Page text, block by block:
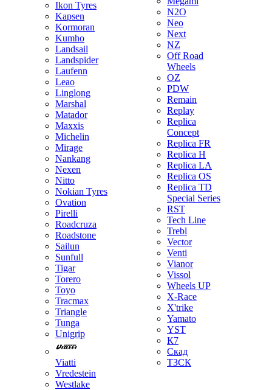
Ikon Tyres
Kapsen
Kormoran
Kumho
Landsail
Landspider
Laufenn
Leao
Linglong
Marshal
Matador
Maxxis
Michelin
Mirage
Nankang
Nexen
Nitto
Nokian Tyres
Ovation
Pirelli
Roadcruza
Roadstone
Sailun
Sunfull
Tigar
Torero
Toyo
Tracmax
Triangle
Tunga
Unigrip
Viatti
Vredestein
Westlake
N2O
Neo
Next
NZ
Off Road
Wheels
OZ
PDW
Remain
Replay
Replica
Concept
Replica FR
Replica H
Replica LA
Replica OS
Replica TD
Special Series
RST
Tech Line
Trebl
Vector
Venti
Vianor
Vissol
Wheels UP
X-Race
X'trike
Yamato
YST
К7
Скад
ТЗСК